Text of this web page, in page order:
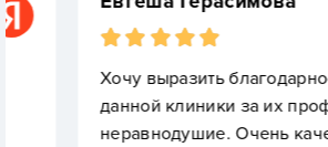
Хочу выразить благодарность
данной клиники за их
неравнодушие. Очень